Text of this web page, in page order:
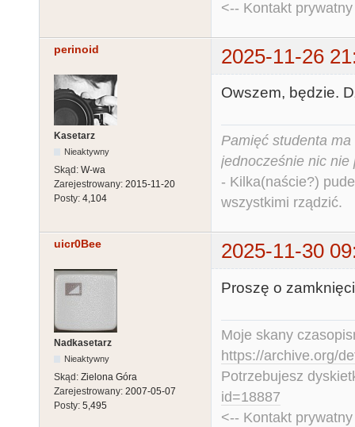
<-- Kontakt
perinoid 2025-11-26
Kasetarz
Nieaktywny
Skąd: W-wa
Zarejestrowany: 2015-11-20
Posty: 4,104
Owszem, będzie.
Pamięć studenta
jednocześnie nic nie
- Kilka(naście?)
wszystkimi rządzić.
uicr0Bee 2025-11-30
Nadkasetarz
Nieaktywny
Skąd: Zielona Góra
Zarejestrowany: 2007-05-07
Posty: 5,495
Proszę o
Moje skany
https://archive.org/
Potrzebujesz
id=18887
<-- Kontakt